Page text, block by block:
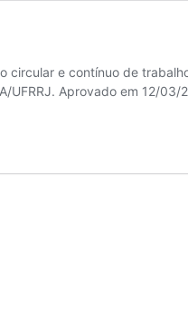
circular e contínuo de
UFRRJ. Aprovado em 12/